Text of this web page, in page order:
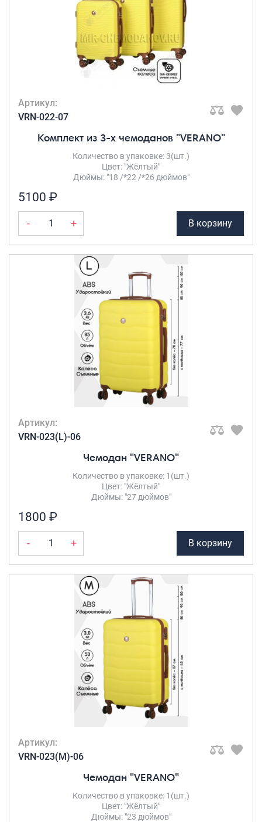
Артикул:
VRN-022-07
Комплект из 3-х чемоданов "VERANO"
Количество в упаковке: 3(шт.)
Цвет: "Жёлтый"
Дюймы: "18 /*22 /*26 дюймов"
5100 ₽
- + В корзину
Артикул:
VRN-023(L)-06
Чемодан "VERANO"
Количество в упаковке: 1(шт.)
Цвет: "Жёлтый"
Дюймы: "27 дюймов"
1800 ₽
- + В корзину
Артикул:
VRN-023(M)-06
Чемодан "VERANO"
Количество в упаковке: 1(шт.)
Цвет: "Жёлтый"
Дюймы: "23 дюймов"